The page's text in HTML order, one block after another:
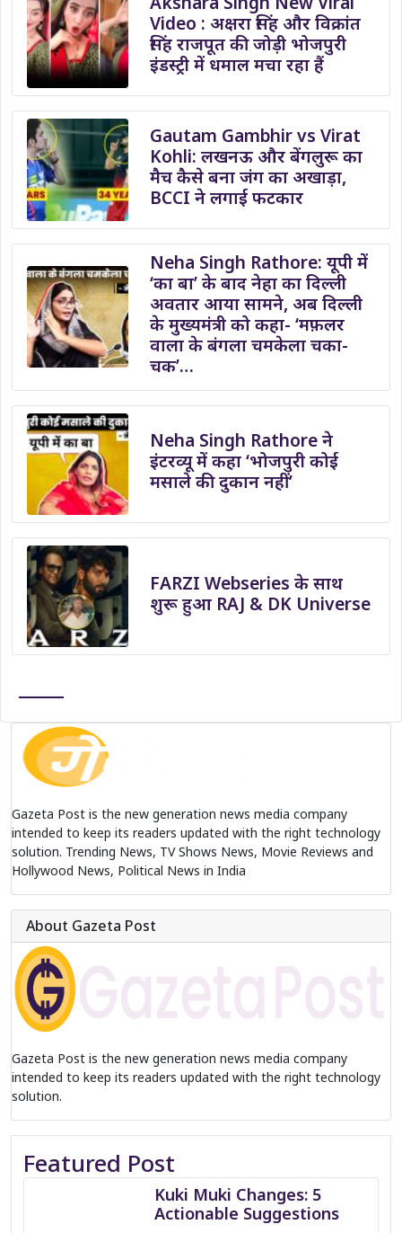
Video : अक्षरा सिंह और विक्रांत
सिंह राजपूत की जोड़ी भोजपुरी
इंडस्ट्री में धमाल मचा रहा हैं
Gautam Gambhir vs Virat
Kohli: लखनऊ और बेंगलुरू का
मैच कैसे बना जंग का अखाड़ा,
BCCI ने लगाई फटकार
Neha Singh Rathore: यूपी में
‘का बा’ के बाद नेहा का दिल्ली
अवतार आया सामने, अब दिल्ली
के मुख्यमंत्री को कहा- ‘मफ़लर
वाला के बंगला चमकेला चका-
चक’…
Neha Singh Rathore ने
इंटरव्यू में कहा ‘भोजपुरी कोई
मसाले की दुकान नहीं’
FARZI Webseries के साथ
शुरू हुआ RAJ & DK Universe
Gazeta Post is the new generation news media company
intended to keep its readers updated with the right technology
solution. Trending News, TV Shows News, Movie Reviews and
Hollywood News, Political News in India
About Gazeta Post
Gazeta Post is the new generation news media company
intended to keep its readers updated with the right technology
solution.
Featured Post
Kuki Muki Changes: 5
Actionable Suggestions